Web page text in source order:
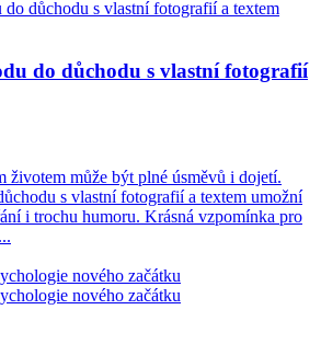
do důchodu s vlastní fotografií
životem může být plné úsměvů i dojetí.
s vlastní fotografií a textem umožní
i trochu humoru. Krásná vzpomínka pro